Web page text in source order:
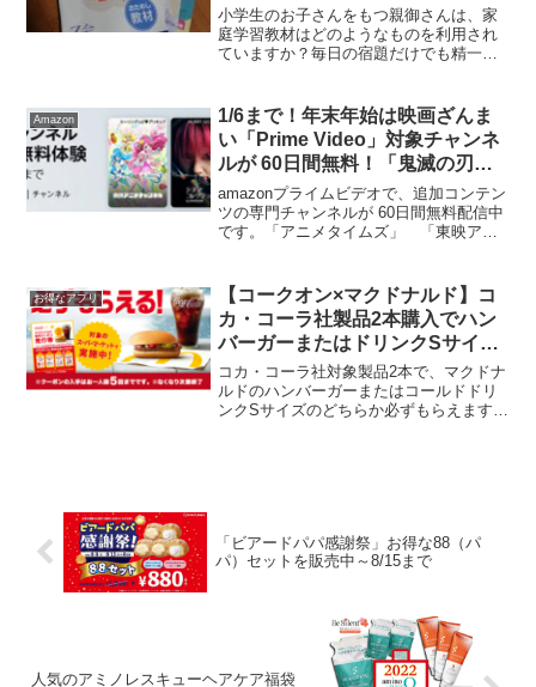
小学生のお子さんをもつ親御さんは、家
庭学習教材はどのようなものを利用され
ていますか？毎日の宿題だけでも精一杯
に漢字が苦手で、隣で一緒に見ていると
書き順がめちゃ...
Amazon
1/6まで！年末年始は映画ざんま
い「Prime Video」対象チャンネ
ルが 60日間無料！「鬼滅の刃」
遊郭編、えんとつ町のプペルも見
放題
amazonプライムビデオで、追加コンテン
ツの専門チャンネルが 60日間無料配信中
です。「アニメタイムズ」 「東映アニ
「シネフィルWOWOW＋」 「nickelo...
お得なアプリ
【コークオン×マクドナルド】コ
カ・コーラ社製品2本購入でハン
バーガーまたはドリンクSサイズ
必ずもらえる
コカ・コーラ社対象製品2本で、マクドナ
ルドのハンバーガーまたはコールドドリ
ンクSサイズのどちらか必ずもらえます。
「ビアードパパ感謝祭」お得な88（パ
パ）セットを販売中～8/15まで
人気のアミノレスキューヘアケア福袋